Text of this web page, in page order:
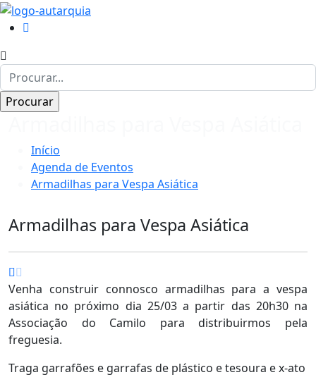
Início
Agenda de Eventos
Armadilhas para Vespa Asiática
Armadilhas para Vespa Asiática
Venha construir connosco armadilhas para a vespa
asiática no próximo dia 25/03 a partir das 20h30 na
Associação do Camilo para distribuirmos pela
freguesia.
Traga garrafões e garrafas de plástico e tesoura e x-ato